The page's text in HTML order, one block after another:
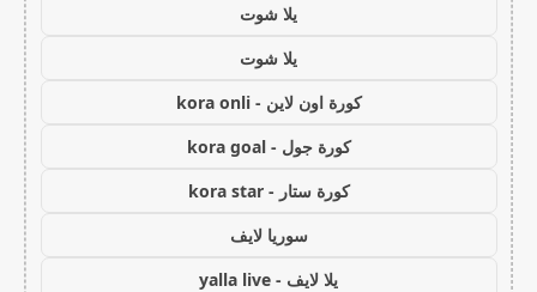
يلا شوت
يلا شوت
كورة اون لاين - kora onli
كورة جول - kora goal
كورة ستار - kora star
سوريا لايف
يلا لايف - yalla live